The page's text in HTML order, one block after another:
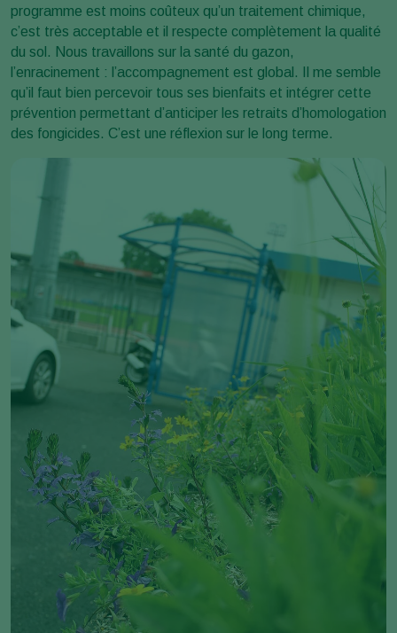
programme est moins coûteux qu’un traitement chimique,
c’est très acceptable et il respecte complètement la qualité
du sol. Nous travaillons sur la santé du gazon,
l’enracinement : l’accompagnement est global. Il me semble
qu’il faut bien percevoir tous ses bienfaits et intégrer cette
prévention permettant d’anticiper les retraits d’homologation
des fongicides. C’est une réflexion sur le long terme.